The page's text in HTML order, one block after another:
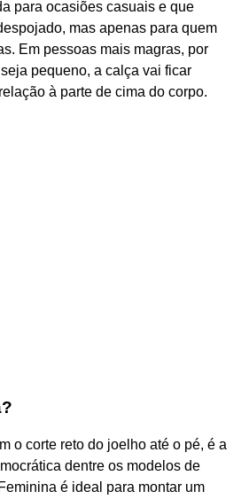
para ocasiões casuais e que
mas apenas para quem
Em pessoas mais magras, por
pequeno, a calça vai ficar
à parte de cima do corpo.
o corte reto do joelho até o pé, é a
dentre os modelos de
é ideal para montar um